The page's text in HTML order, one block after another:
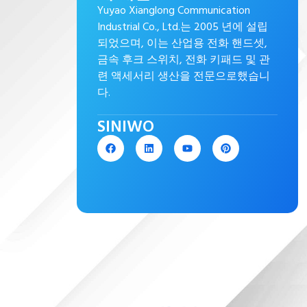
Yuyao Xianglong Communication
Industrial Co., Ltd.는 2005 년에 설립
되었으며, 이는 산업용 전화 핸드셋,
금속 후크 스위치, 전화 키패드 및 관
련 액세서리 생산을 전문으로했습니
다.
SINIWO